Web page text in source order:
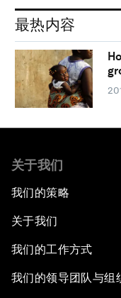
最热内容
关于我们
我们的策略
关于我们
我们的工作方式
我们的领导团队与组